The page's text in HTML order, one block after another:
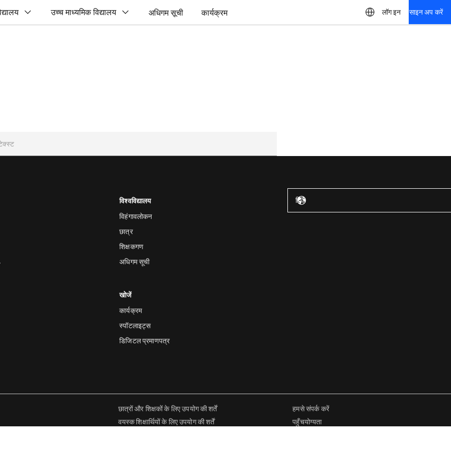
उच्च माध्यमिक विद्यालय अधिगम सूची कार्यक्रम लॉग इन साइन अप करें
विश्वविद्यालय
विहंगावलोकन
छात्र
शिक्षकगण
अधिगम सूची
खोजें
कार्यक्रम
स्पॉटलाइट्स
डिजिटल प्रमाणपत्र
हिंदी
छात्रों और शिक्षकों के लिए उपयोग की शर्तें
वयस्क शिक्षार्थियों के लिए उपयोग की शर्तें
हमसे संपर्क करें
पहुँचयोग्यता